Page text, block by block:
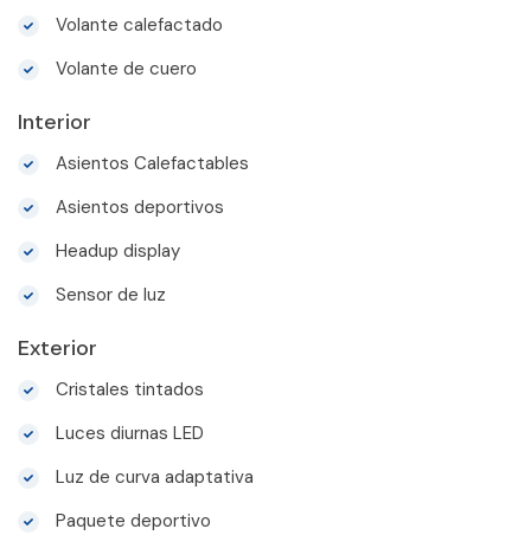
Volante calefactado
Volante de cuero
Interior
Asientos Calefactables
Asientos deportivos
Headup display
Sensor de luz
Exterior
Cristales tintados
Luces diurnas LED
Luz de curva adaptativa
Paquete deportivo